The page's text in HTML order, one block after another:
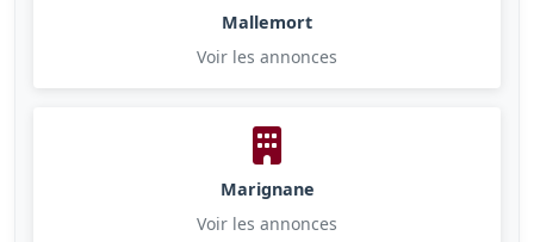
Mallemort
Voir les annonces
Marignane
Voir les annonces